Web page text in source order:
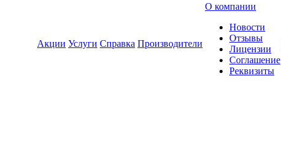
Акции Услуги Справка Производители
О компании
Новости
Отзывы
Лицензии
Соглашение
Реквизиты